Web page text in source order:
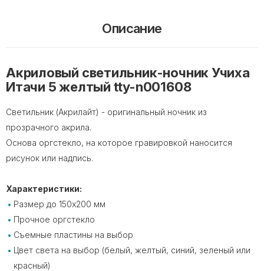
Описание
Акриловый светильник-ночник Учиха
Итачи 5 желтый tty-n001608
Светильник (Акрилайт) - оригинальный ночник из
прозрачного акрила.
Основа оргстекло, на которое гравировкой наносится
рисунок или надпись.
Характеристики:
Размер до 150х200 мм
Прочное оргстекло
Съемные пластины на выбор
Цвет света на выбор (белый, желтый, синий, зеленый или
красный)